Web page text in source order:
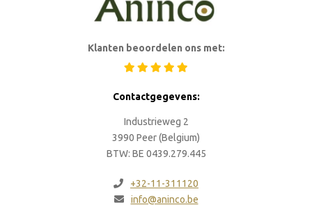
Klanten beoordelen ons met:
Contactgegevens:
Industrieweg 2
3990 Peer (Belgium)
BTW: BE 0439.279.445
+32-11-311120
info@aninco.be